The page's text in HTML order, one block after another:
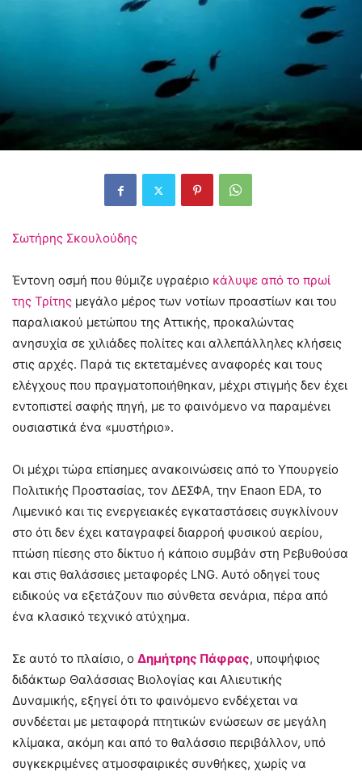
Σωτήρης Σκουλούδης
Έντονη οσμή που θύμιζε υγραέριο κάλυψε από το πρωί
της Τρίτης μεγάλο μέρος των νοτίων προαστίων και του
παραλιακού μετώπου της Αττικής, προκαλώντας
ανησυχία σε χιλιάδες πολίτες και αλλεπάλληλες κλήσεις
στις αρχές. Παρά τις εκτεταμένες αναφορές και τους
ελέγχους που πραγματοποιήθηκαν, μέχρι στιγμής δεν έχει
εντοπιστεί σαφής πηγή, με το φαινόμενο να παραμένει
ουσιαστικά ένα «μυστήριο».
Οι μέχρι τώρα επίσημες ανακοινώσεις από το Υπουργείο
Πολιτικής Προστασίας, τον ΔΕΣΦΑ, την Enaon EDA, το
Λιμενικό και τις ενεργειακές εγκαταστάσεις συγκλίνουν
στο ότι δεν έχει καταγραφεί διαρροή φυσικού αερίου,
πτώση πίεσης στο δίκτυο ή κάποιο συμβάν στη Ρεβυθούσα
και στις θαλάσσιες μεταφορές LNG. Αυτό οδηγεί τους
ειδικούς να εξετάζουν πιο σύνθετα σενάρια, πέρα από
ένα κλασικό τεχνικό ατύχημα.
Σε αυτό το πλαίσιο, ο Δημήτρης Πάφρας, υποψήφιος
διδάκτωρ Θαλάσσιας Βιολογίας και Αλιευτικής
Δυναμικής, εξηγεί ότι το φαινόμενο ενδέχεται να
συνδέεται με μεταφορά πτητικών ενώσεων σε μεγάλη
κλίμακα, ακόμη και από το θαλάσσιο περιβάλλον, υπό
συγκεκριμένες ατμοσφαιρικές συνθήκες, χωρίς να